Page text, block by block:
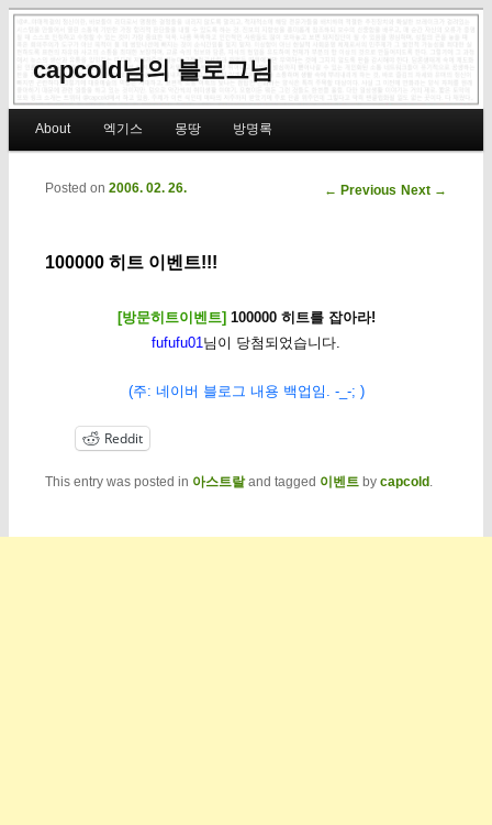
capcold님의 블로그님
Skip to primary content
Skip to secondary content
About 엑기스 몽땅 방명록
Post navigation
← Previous Next →
100000 히트 이벤트!!!
Posted on 2006. 02. 26.
[방문히트이벤트] 100000 히트를 잡아라!
fufufu01 님이 당첨되었습니다.
(주: 네이버 블로그 내용 백업임. -_-; )
Reddit
This entry was posted in 아스트랄and tagged 이벤트by capcold .